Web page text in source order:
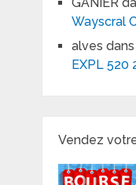
GANIER
Wayscral
alves dans
EXPL 520
Vendez